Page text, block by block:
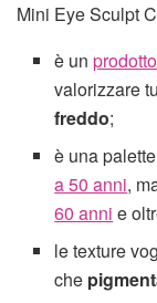
Mini Eye Sculpt
è un
valorizzare
freddo;
è una
a 50 anni,
60 anni e
le texture
che